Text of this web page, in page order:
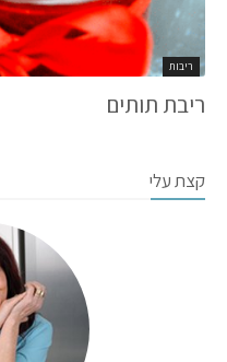
ריבות
ריבת תותים
קצת עלי